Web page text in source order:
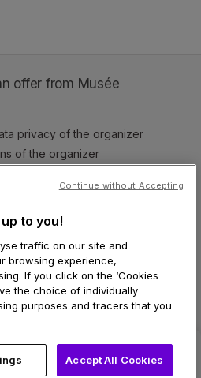
date
offer from Musée
in a new tab)
privacy of the organizer
of the organizer
new tab)
policy(opens in a new tab)
to you!
traffic on our site and
browsing experience,
If you click on the ‘Cookies
the choice of individually
purposes and tracers that you
Accept All Cookies
Continue without Accepting